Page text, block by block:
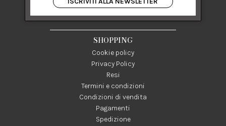
84122 Salerno Italia
P IVA 03024950655
SHOPPING
Cookie policy
Privacy Policy
Resi
Termini e condizioni
Condizioni di vendita
Pagamenti
Spedizione